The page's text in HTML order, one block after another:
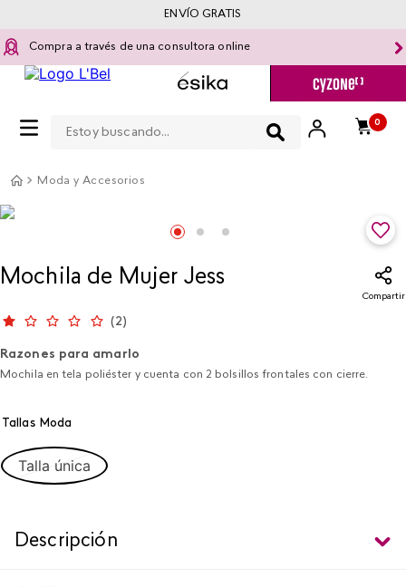
Compra a través de una consultora online
0
ENVÍO GRATIS
Moda y Accesorios
Mochila de Mujer Jess
Compartir
(2)
Razones para amarlo
Mochila en tela poliéster y cuenta con 2 bolsillos frontales con cierre.
Tallas Moda
Talla única
Descripción